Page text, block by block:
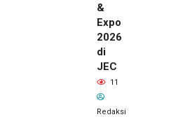
&
Expo
2026
di
JEC
11
Redaksi
15 jam lalu
SMSI Eks
Karesidenan
Pati